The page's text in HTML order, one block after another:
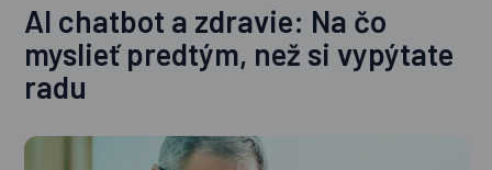
AI chatbot a zdravie: Na čo
myslieť predtým, než si vypýtate
radu